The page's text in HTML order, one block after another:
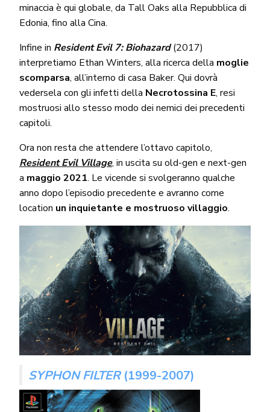
minaccia è qui globale, da Tall Oaks alla Repubblica di
Edonia, fino alla Cina.
Infine in Resident Evil 7: Biohazard(2017)
interpretiamo Ethan Winters, alla ricerca della moglie
scomparsa, all’interno di casa Baker. Qui dovrà
vedersela con gli infetti della Necrotossina E, resi
mostruosi allo stesso modo dei nemici dei precedenti
capitoli.
Ora non resta che attendere l’ottavo capitolo,
Resident Evil Village, in uscita su old-gen e next-gen
a maggio 2021. Le vicende si svolgeranno qualche
anno dopo l’episodio precedente e avranno come
location un inquietante e mostruoso villaggio.
SYPHON FILTER (1999-2007)